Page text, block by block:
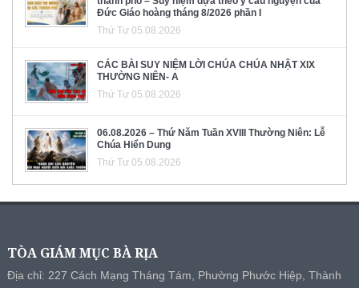
Đức Giáo hoàng tháng 8/2026 phần I
Thứ Tư 05.08.2026
CÁC BÀI SUY NIỆM LỜI CHÚA CHÚA NHẬT XIX
THƯỜNG NIÊN- A
Thứ Tư 05.08.2026
06.08.2026 – Thứ Năm Tuần XVIII Thường Niên: Lễ
Chúa Hiển Dung
Thứ Tư 05.08.2026
TÒA GIÁM MỤC BÀ RỊA
Địa chỉ: 227 Cách Mạng Tháng Tám, Phường Phước Hiệp, Thành